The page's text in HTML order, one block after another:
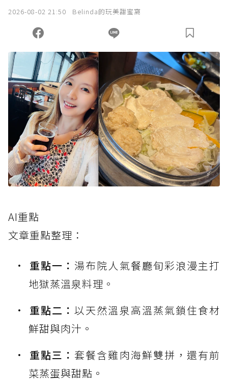
2026-08-02 21:50 Belinda的玩美甜蜜窩
AI重點
文章重點整理：
重點一： 湯布院人氣餐廳旬彩浪漫主打
地獄蒸溫泉料理。
重點二：以天然溫泉高溫蒸氣鎖住食材
鮮甜與肉汁。
重點三： 套餐含雞肉海鮮雙拼，還有前
菜蒸蛋與甜點。